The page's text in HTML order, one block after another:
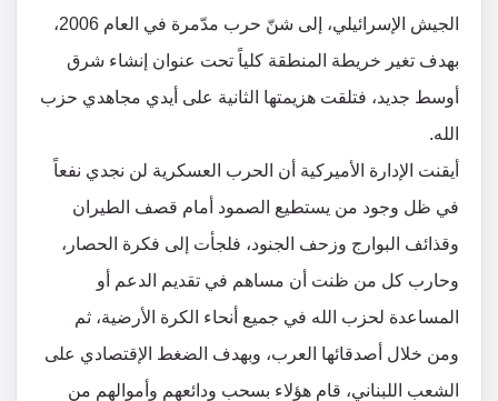
الجيش الإسرائيلي، إلى شنّ حرب مدّمرة في العام 2006،
بهدف تغير خريطة المنطقة كلياً تحت عنوان إنشاء شرق
أوسط جديد، فتلقت هزيمتها الثانية على أيدي مجاهدي حزب
الله.
أيقنت الإدارة الأميركية أن الحرب العسكرية لن نجدي نفعاً
في ظل وجود من يستطيع الصمود أمام قصف الطيران
وقذائف البوارج وزحف الجنود، فلجأت إلى فكرة الحصار،
وحارب كل من ظنت أن مساهم في تقديم الدعم أو
المساعدة لحزب الله في جميع أنحاء الكرة الأرضية، ثم
ومن خلال أصدقائها العرب، وبهدف الضغط الإقتصادي على
الشعب اللبناني، قام هؤلاء بسحب ودائعهم وأموالهم من